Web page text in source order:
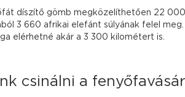
díszítő gömb megközelíthetően 22
3 660 afrikai elefánt súlyának felel
elérhetné akár a 3 300 kilométert is.
csinálni a